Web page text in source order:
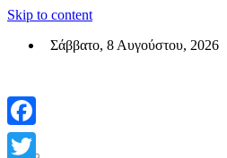
Skip to content
Σάββατο, 8 Αυγούστου, 2026
Επίσημη σελίδα του θεσμικού
Facebook